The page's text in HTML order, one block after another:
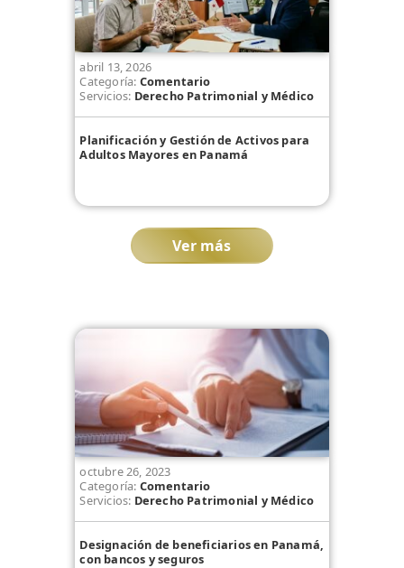
abril 13, 2026
Categoría: Comentario
Servicios: Derecho Patrimonial y Médico
Planificación y Gestión de Activos para
Adultos Mayores en Panamá
Ver más
octubre 26, 2023
Categoría: Comentario
Servicios: Derecho Patrimonial y Médico
Designación de beneficiarios en Panamá,
con bancos y seguros